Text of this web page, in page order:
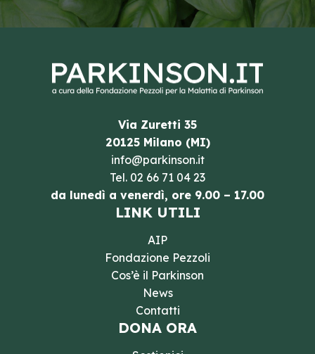
Via Zuretti 35
20125 Milano (MI)
info@parkinson.it
Tel. 02 66 71 04 23
da lunedì a venerdì, ore 9.00 – 17.00
LINK UTILI
AIP
Fondazione Pezzoli
Cos’è il Parkinson
News
Contatti
DONA ORA